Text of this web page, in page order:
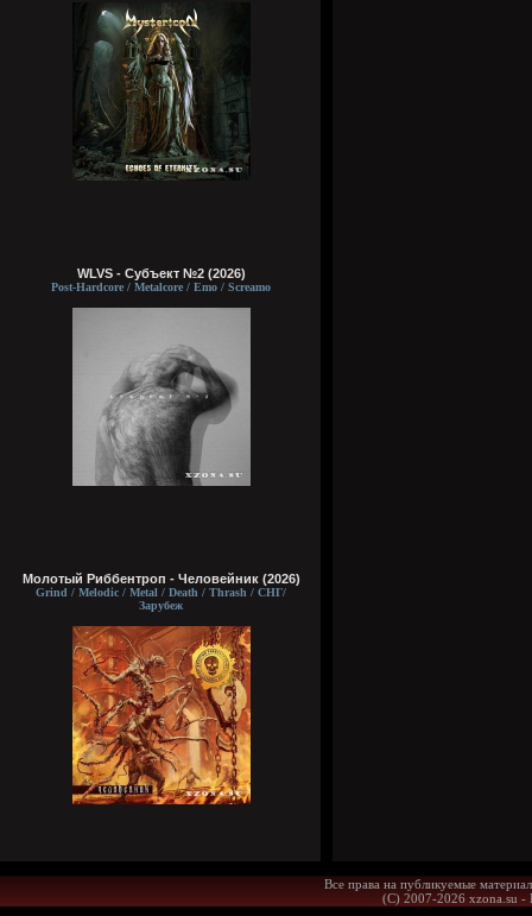
WLVS - Субъект №2 (2026)
Post-Hardcore / Metalcore / Emo / Screamo
Молотый Риббентроп - Человейник (2026)
Grind / Melodic / Metal / Death / Thrash / СНГ/
Зарубеж
Все права на публикуемые
(С) 2007-2026 xzona.su -